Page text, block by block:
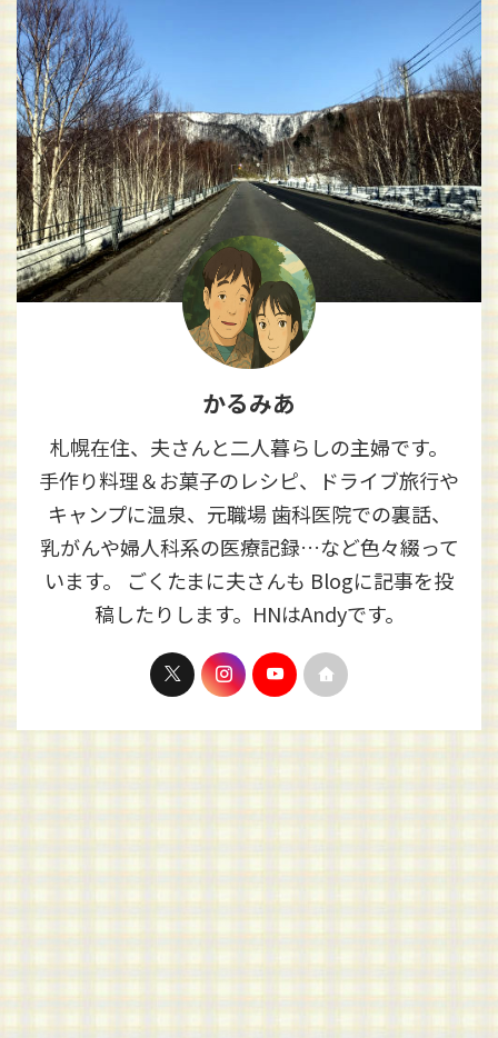
かるみあ
札幌在住、夫さんと二人暮らしの主婦です。
手作り料理＆お菓子のレシピ、ドライブ旅行や
キャンプに温泉、元職場 歯科医院での裏話、
乳がんや婦人科系の医療記録…など色々綴って
います。 ごくたまに夫さんも Blogに記事を投
稿したりします。HNはAndyです。